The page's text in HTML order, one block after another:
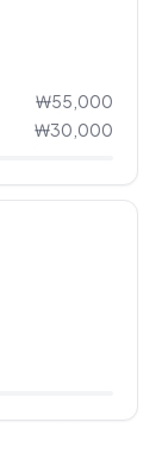
₩55,000
₩30,000